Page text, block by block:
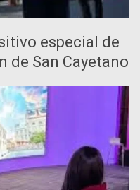
especial de
de San Cayetano